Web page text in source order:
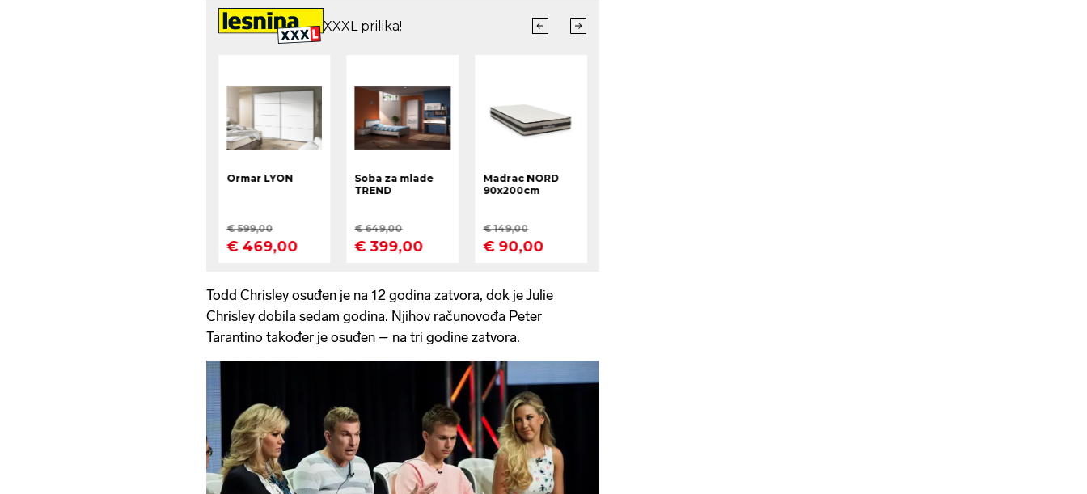
Todd Chrisley osuđen je na 12 godina zatvora, dok je Julie
Chrisley dobila sedam godina. Njihov računovođa Peter
Tarantino također je osuđen – na tri godine zatvora.